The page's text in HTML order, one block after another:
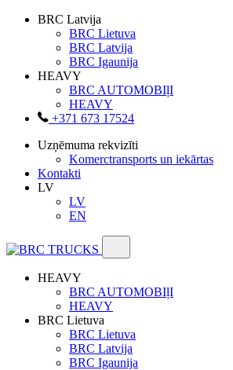
BRC Latvija
BRC Lietuva
BRC Latvija
BRC Igaunija
HEAVY
BRC AUTOMOBIļI
HEAVY
+371 673 17524
Uzņēmuma rekvizīti
Komerctransports un iekārtas
Kontakti
LV
LV
EN
HEAVY
BRC AUTOMOBIļI
HEAVY
BRC Lietuva
BRC Lietuva
BRC Latvija
BRC Igaunija